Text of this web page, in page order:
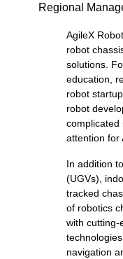
Regional
AgileX
robot
solutions.
education,
robot
robot
complicated
attention for
In addition
(UGVs),
tracked
of robotics
with cutting-
navigation